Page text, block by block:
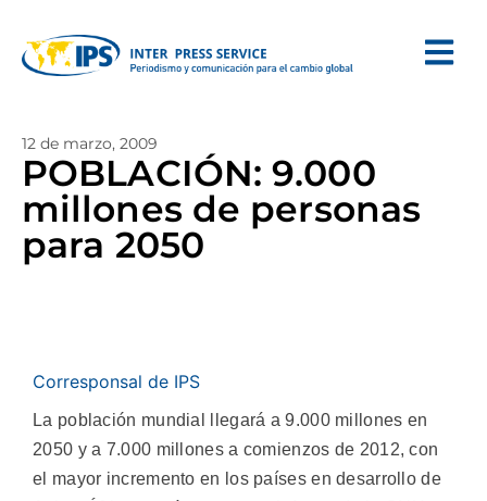
12 de marzo, 2009
POBLACIÓN: 9.000
millones de personas
para 2050
Corresponsal de IPS
La población mundial llegará a 9.000 millones en
2050 y a 7.000 millones a comienzos de 2012, con
el mayor incremento en los países en desarrollo de